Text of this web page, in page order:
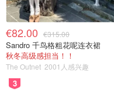
€82.00 €315.00
Sandro 千鸟格粗花呢连衣裙
秋冬高级感担当！！
The Outnet 2001人感兴趣
3